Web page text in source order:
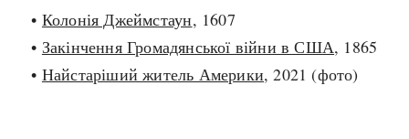
• Колонія Джеймстаун, 1607
• Закінчення Громадянської війни в США, 1865
• Найстаріший житель Америки, 2021 (фото)